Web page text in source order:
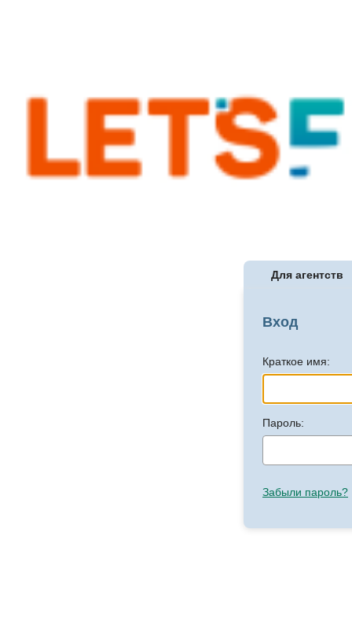
Для агентств
Вход
Краткое имя:
Пароль:
Забыли пароль?